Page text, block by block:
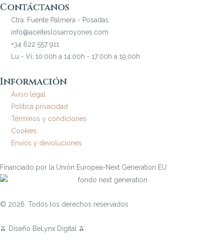
Contáctanos
Ctra. Fuente Palmera - Posadas
info@aceiteslosarroyones.com
+34 622 557 911
Lu - Vi: 10:00h a 14:00h - 17:00h a 19:00h
Información
Aviso legal
Política privacidad
Términos y condiciones
Cookies
Envíos y devoluciones
Financiado por la Unión Europea-Next Generation EU
© 2026. Todos los derechos reservados
🫒 Diseño BeLynx Digital 🫒